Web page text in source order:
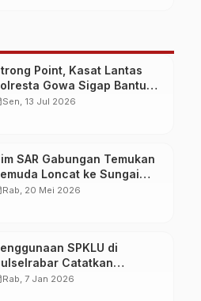
Point, Kasat Lantas
Gowa Sigap Bantu
Kecelakaan
Sen, 13 Jul 2026
SAR Gabungan Temukan
Loncat ke Sungai
Makassar
Rab, 20 Mei 2026
SPKLU di
Catatkan
Tiga Kali Lipat di
Rab, 7 Jan 2026